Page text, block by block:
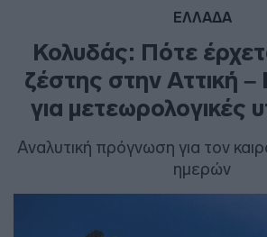
ΕΛΛΑΔΑ
Κολυδάς: Πότε
ζέστης στην Αττική –
για μετεωρολογικές
Αναλυτική πρόγνωση για τον
ημερών